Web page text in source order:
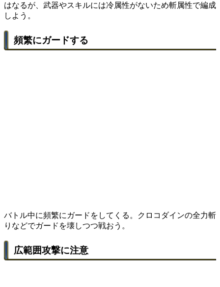
はなるが、武器やスキルには冷属性がないため斬属性で編成
しよう。
頻繁にガードする
バトル中に頻繁にガードをしてくる。クロコダインの全力斬
りなどでガードを壊しつつ戦おう。
広範囲攻撃に注意